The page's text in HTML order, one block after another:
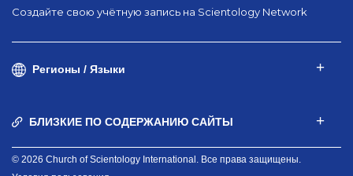
Создайте свою учётную запись на Scientology Network
Регионы / Языки
БЛИЗКИЕ ПО СОДЕРЖАНИЮ САЙТЫ
© 2026 Church of Scientology International. Все права защищены.